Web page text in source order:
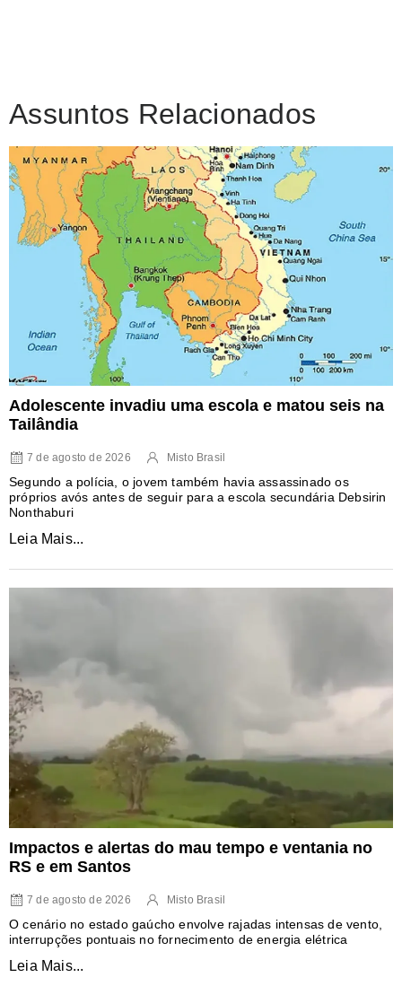
Assuntos Relacionados
Adolescente invadiu uma escola e matou seis na
Tailândia
7 de agosto de 2026 Misto Brasil
Segundo a polícia, o jovem também havia assassinado os
próprios avós antes de seguir para a escola secundária Debsirin
Nonthaburi
Leia Mais...
Impactos e alertas do mau tempo e ventania no
RS e em Santos
7 de agosto de 2026 Misto Brasil
O cenário no estado gaúcho envolve rajadas intensas de vento,
interrupções pontuais no fornecimento de energia elétrica
Leia Mais...